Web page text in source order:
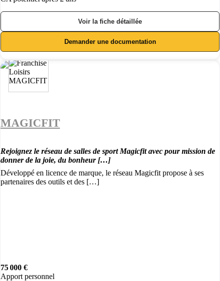
Voir la fiche détaillée
Demander une documentation
MAGICFIT
Rejoignez le réseau de salles de sport Magicfit avec pour mission de
donner de la joie, du bonheur […]
Développé en licence de marque, le réseau Magicfit propose à ses
partenaires des outils et des […]
75 000 €
Apport personnel